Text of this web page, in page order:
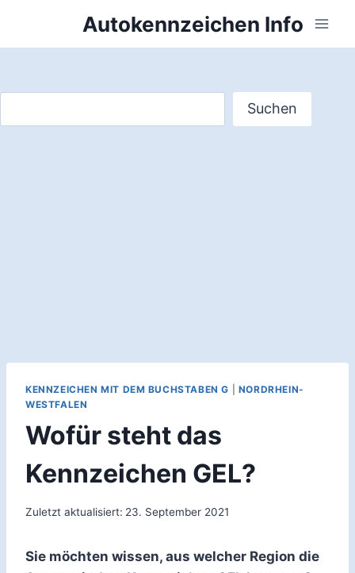
springen
Autokennzeichen Info
Suchen
KENNZEICHEN MIT DEM BUCHSTABEN G
NORDRHEIN-
WESTFALEN
Wofür steht das
Kennzeichen GEL?
Zuletzt aktualisiert: 23. September 2021
Sie möchten wissen, aus welcher Region die